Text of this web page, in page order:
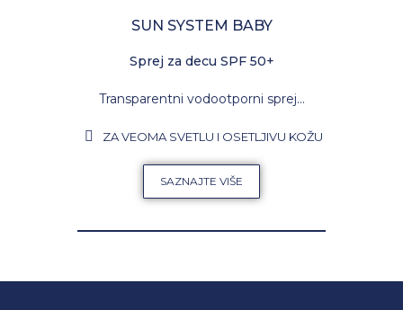
SUN SYSTEM BABY
Sprej za decu SPF 50+
Transparentni vodootporni sprej…
ZA VEOMA SVETLU I OSETLJIVU KOŽU
SAZNAJTE VIŠE